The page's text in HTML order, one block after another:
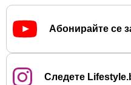
Абонирайте се
Следете